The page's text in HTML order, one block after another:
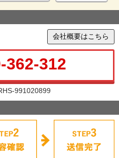
会社概要はこちら
362-312
991020899